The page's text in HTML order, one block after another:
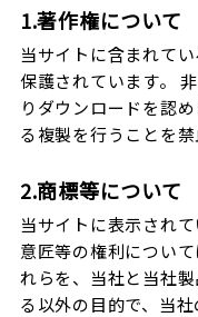
1.著作権について
当サイトに含まれて
保護されています。
りダウンロードを認
る複製を行うことを禁
2.商標等について
当サイトに表示され
意匠等の権利につい
れらを、当社と当社
る以外の目的で、当